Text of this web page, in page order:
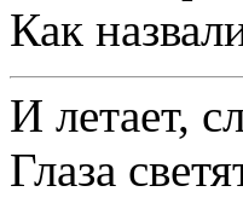
Как
И летает,
Глаза